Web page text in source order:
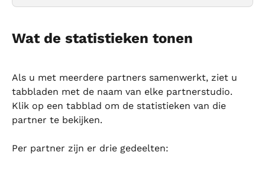
Wat de statistieken tonen
Als u met meerdere partners samenwerkt, ziet u
tabbladen met de naam van elke partnerstudio.
Klik op een tabblad om de statistieken van die
partner te bekijken.
Per partner zijn er drie gedeelten: